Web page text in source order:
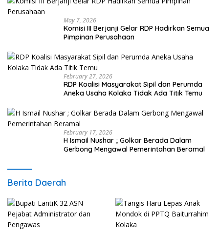
May 7, 2026
Komisi III Berjanji Gelar RDP Hadirkan Semua
Pimpinan Perusahaan
February 27, 2026
RDP Koalisi Masyarakat Sipil dan Perumda
Aneka Usaha Kolaka Tidak Ada Titik Temu
February 17, 2026
H Ismail Nushar ; Golkar Berada Dalam
Gerbong Mengawal Pemerintahan Beramal
Berita Daerah